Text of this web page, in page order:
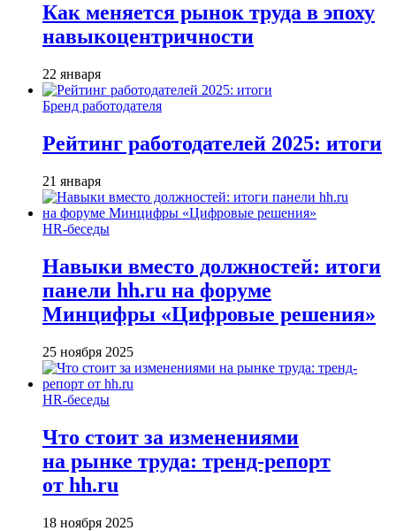
Как меняется рынок труда в эпоху
навыкоцентричности
22 января
Бренд работодателя
Рейтинг работодателей 2025: итоги
21 января
HR-беседы
Навыки вместо должностей: итоги
панели hh.ru на форуме
Минцифры «Цифровые решения»
25 ноября 2025
HR-беседы
Что стоит за изменениями
на рынке труда: тренд-репорт
от hh.ru
18 ноября 2025